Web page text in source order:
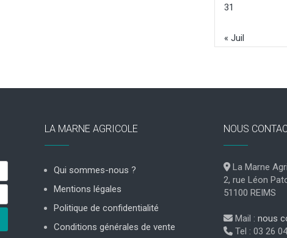
31
« Juil
LA MARNE AGRICOLE
Qui sommes-nous ?
Mentions légales
Politique de confidentialité
Conditions générales de vente
NOUS
La Marne
2, rue Léon
51100 REIMS
Mail : nous
Tel : 03 26